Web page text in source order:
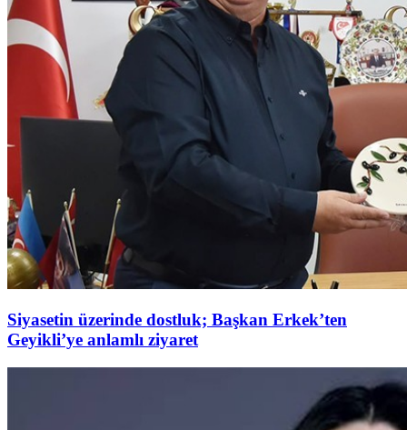
Siyasetin üzerinde dostluk; Başkan Erkek’ten
Geyikli’ye anlamlı ziyaret